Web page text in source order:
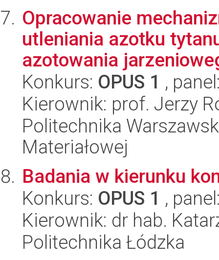
Opracowanie
utleniania azotku
azotowania
Konkurs: OPUS 1 ,
Kierownik: prof. Jerzy
Politechnika
Materiałowej
Badania w kierunku
Konkurs: OPUS 1 ,
Kierownik: dr hab.
Politechnika Łódzka